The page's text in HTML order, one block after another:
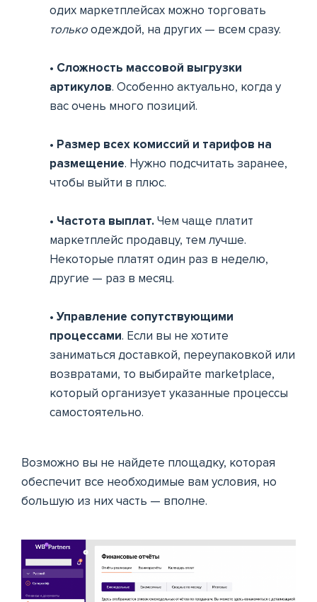
одих маркетплейсах можно торговать
толькоодеждой, на других — всем сразу.
• Сложность массовой выгрузки
артикулов. Особенно актуально, когда у
вас очень много позиций.
• Размер всех комиссий и тарифов на
размещение. Нужно подсчитать заранее,
чтобы выйти в плюс.
• Частота выплат.Чем чаще платит
маркетплейс продавцу, тем лучше.
Некоторые платят один раз в неделю,
другие — раз в месяц.
• Управление сопутствующими
процессами. Если вы не хотите
заниматься доставкой, переупаковкой или
возвратами, то выбирайте marketplace,
который организует указанные процессы
самостоятельно.
Возможно вы не найдете площадку, которая
обеспечит все необходимые вам условия, но
большую из них часть — вполне.